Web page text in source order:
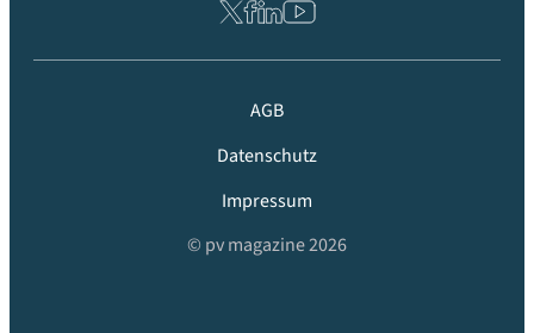
AGB
Datenschutz
Impressum
© pv magazine 2026